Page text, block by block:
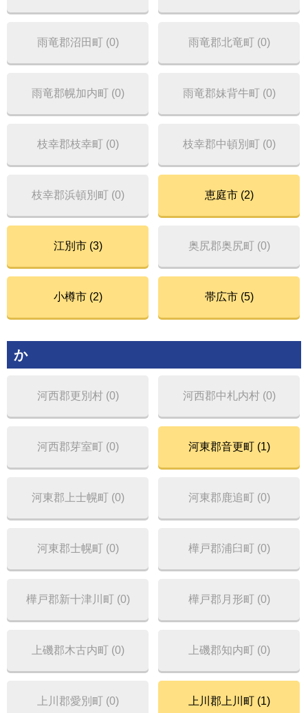
雨竜郡沼田町 (0) 雨竜郡北竜町 (0)
雨竜郡幌加内町 (0) 雨竜郡妹背牛町 (0)
枝幸郡枝幸町 (0) 枝幸郡中頓別町 (0)
枝幸郡浜頓別町 (0) 恵庭市 (2)
江別市 (3) 奥尻郡奥尻町 (0)
小樽市 (2) 帯広市 (5)
か
河西郡更別村 (0) 河西郡中札内村 (0)
河西郡芽室町 (0) 河東郡音更町 (1)
河東郡上士幌町 (0) 河東郡鹿追町 (0)
河東郡士幌町 (0) 樺戸郡浦臼町 (0)
樺戸郡新十津川町 (0) 樺戸郡月形町 (0)
上磯郡木古内町 (0) 上磯郡知内町 (0)
上川郡愛別町 (0) 上川郡上川町 (1)